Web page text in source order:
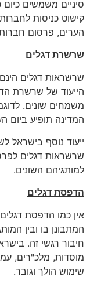
סיניים משמשים כיום
קישוט כניסות
הערים, פרסום
שרשרת דגלים
שרשראות דגלים
הייעוד של שרשרת
משמחים שונים.
המדינה תופיע ביום
ייעוד נוסף בישראל
שרשראות דגלים
למותגיהם השונים.
הדפסת דגלים
אין כמו הדפסת דגלים
המתבונן בו ובין
חיבור רגשי זה.
מוסדות, מלכ"רים,
שימוש הולך וגובר.